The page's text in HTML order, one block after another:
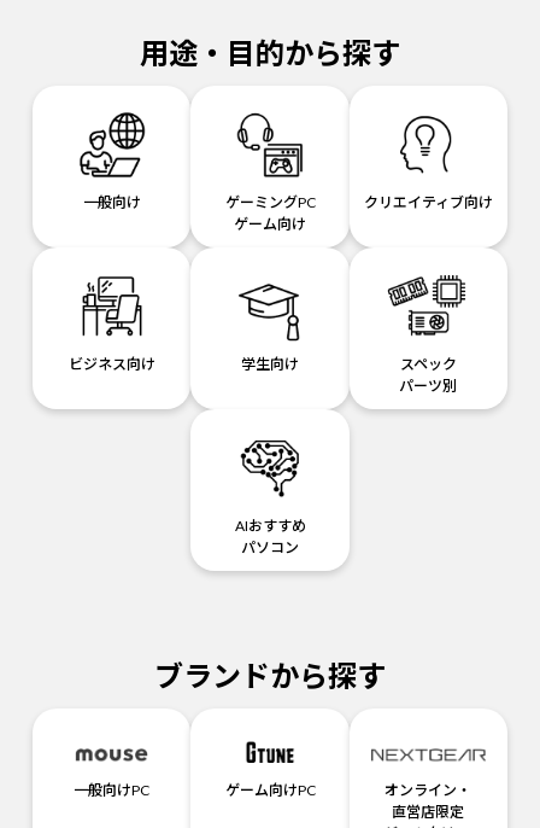
用途・目的から探す
一般向け
ゲーミングPC
ゲーム向け
クリエイティブ向け
ビジネス向け 学生向け
スペック
パーツ別
AIおすすめ
パソコン
ブランドから探す
一般向けPC ゲーム向けPC
オンライン・
直営店限定